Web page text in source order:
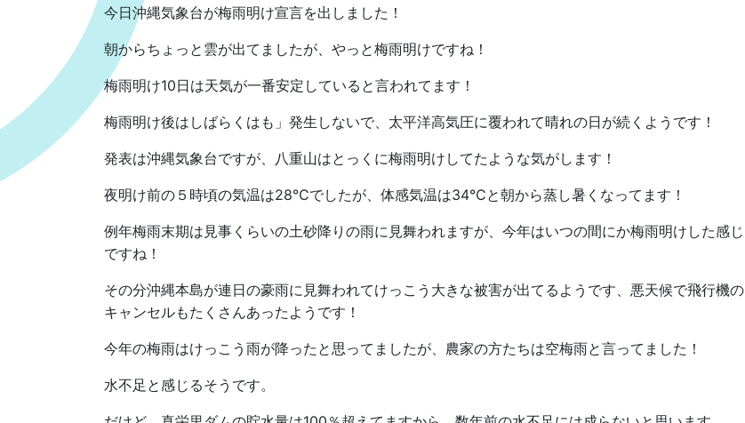
今日沖縄気象台が梅雨明け宣言を出しました！
朝からちょっと雲が出てましたが、やっと梅雨明けですね！
梅雨明け10日は天気が一番安定していると言われてます！
梅雨明け後はしばらくはも」発生しないで、太平洋高気圧に覆われて晴れの日が続くようです！
発表は沖縄気象台ですが、八重山はとっくに梅雨明けしてたような気がします！
夜明け前の５時頃の気温は28℃でしたが、体感気温は34℃と朝から蒸し暑くなってます！
例年梅雨末期は見事くらいの土砂降りの雨に見舞われますが、今年はいつの間にか梅雨明けした感じ
ですね！
その分沖縄本島が連日の豪雨に見舞われてけっこう大きな被害が出てるようです、悪天候で飛行機の
キャンセルもたくさんあったようです！
今年の梅雨はけっこう雨が降ったと思ってましたが、農家の方たちは空梅雨と言ってました！
水不足と感じるそうです。